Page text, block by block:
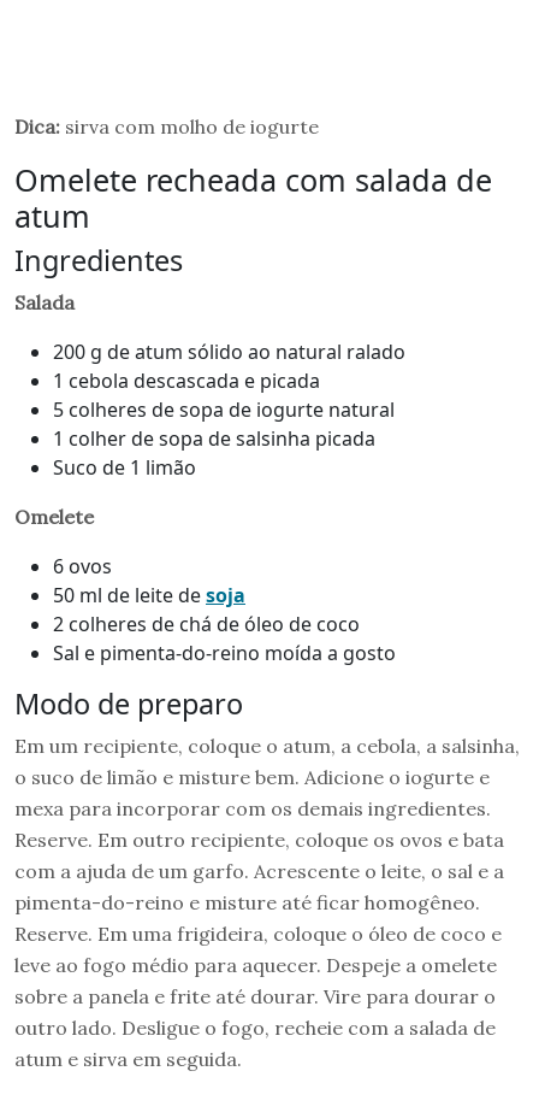
Dica: sirva com molho de iogurte
Omelete recheada com salada de
atum
Ingredientes
Salada
200 g de atum sólido ao natural ralado
1 cebola descascada e picada
5 colheres de sopa de iogurte natural
1 colher de sopa de salsinha picada
Suco de 1 limão
Omelete
6 ovos
50 ml de leite desoja
2 colheres de chá de óleo de coco
Sal e pimenta-do-reino moída a gosto
Modo de preparo
Em um recipiente, coloque o atum, a cebola, a salsinha,
o suco de limão e misture bem. Adicione o iogurte e
mexa para incorporar com os demais ingredientes.
Reserve. Em outro recipiente, coloque os ovos e bata
com a ajuda de um garfo. Acrescente o leite, o sal e a
pimenta-do-reino e misture até ficar homogêneo.
Reserve. Em uma frigideira, coloque o óleo de coco e
leve ao fogo médio para aquecer. Despeje a omelete
sobre a panela e frite até dourar. Vire para dourar o
outro lado. Desligue o fogo, recheie com a salada de
atum e sirva em seguida.